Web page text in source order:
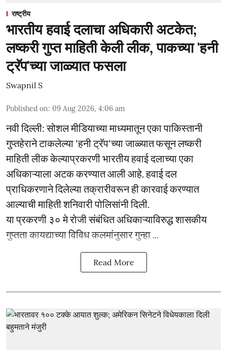
राष्ट्रीय
भारतीय हवाई दलाचा अधिकारी अटकेत;
लष्करी गुप्त माहिती केली लीक, पाकच्या 'हनी
ट्रॅप'च्या जाळ्यात फसला
Swapnil S
Published on: 09 Aug 2026, 4:06 am
नवी दिल्ली: सोशल मीडियाच्या माध्यमातून एका पाकिस्तानी
गुप्तहेराने टाकलेल्या 'हनी ट्रॅप'च्या जाळ्यात फसून लष्करी
माहिती लीक केल्याप्रकरणी भारतीय हवाई दलाच्या एका
अधिकाऱ्याला अटक करण्यात आली आहे. हवाई दल
प्राधिकरणाने दिलेल्या तक्रारीवरून ही कारवाई करण्यात
आल्याची माहिती शनिवारी पोलिसांनी दिली.
या प्रकरणी ३० मे रोजी संबंधित अधिकाऱ्याविरुद्ध शासकीय
गुप्तता कायद्याच्या विविध कलमांनुसार गुन्हा ...
Read More